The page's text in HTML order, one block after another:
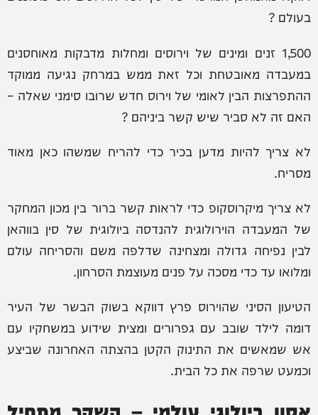
בעולם ?
1,500 זנים ומינים של וירוסים ומחלות מדבקות מאוחסנים
במעבדה מאובטחת וכל זאת ממש במרחק נגיעה ממוקד
ההתפרצות הבין לאומי של וירוס חדש שרובו סימני שאלה –
האם זה לא סביר שיש קשר ביניהם ?
לא צריך להיות מדען בכיר כדי להריח שמשהו כאן מאוד
מסריח.
לא צריך מיקרוסקופ כדי לראות קשר ברור בין מכון המחקר
של המעבדה הוירולוגית להנדסה ביולוגית של סין בווהאן
לבין נפיחה גדולה ומצחינה שדלפה משם והסריחה עולם
ומלואו עד כדי מסכה על פנים מעוצמת הסרחון.
הטיעון הסיני שהוירוס פרץ דווקא בשוק הבשר של העיר
דומה לילד שובב עם גפרורים ומצית שידוע במשחקיו עם
אש שמאשים את התינוק הקטן בהצתה האחרונה שביצע
וכמעט שרפה את כל הבית.